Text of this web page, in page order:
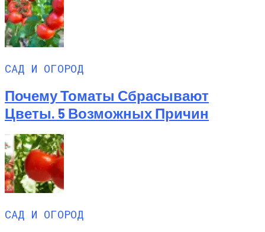
САД И ОГОРОД
Почему Томаты Сбрасывают
Цветы. 5 Возможных Причин
САД И ОГОРОД